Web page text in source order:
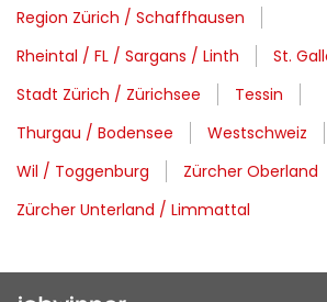
Region Zürich / Schaffhausen
Rheintal / FL / Sargans / Linth
St.
Stadt Zürich / Zürichsee
Tessin
Thurgau / Bodensee
Westschweiz
Wil / Toggenburg
Zürcher Oberland
Zürcher Unterland / Limmattal